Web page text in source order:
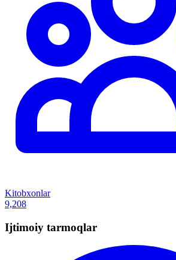
Kitobxonlar
9,208
Ijtimoiy tarmoqlar